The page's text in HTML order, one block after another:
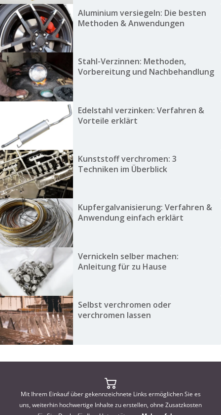
Aluminium versiegeln: Die besten
Methoden & Anwendungen
Stahl-Verzinnen: Methoden,
Vorbereitung und Nachbehandlung
Edelstahl verzinken: Verfahren &
Vorteile erklärt
Kunststoff verchromen: 3
Techniken im Überblick
Kupfergalvanisierung: Verfahren &
Anwendung einfach erklärt
Vernickeln selber machen:
Anleitung für zu Hause
Selbst verchromen oder
verchromen lassen
Mit Ihrem Einkauf über gekennzeichnete Links ermöglichen Sie es
uns, weiterhin hochwertige Inhalte zu erstellen, ohne Zusatzkosten